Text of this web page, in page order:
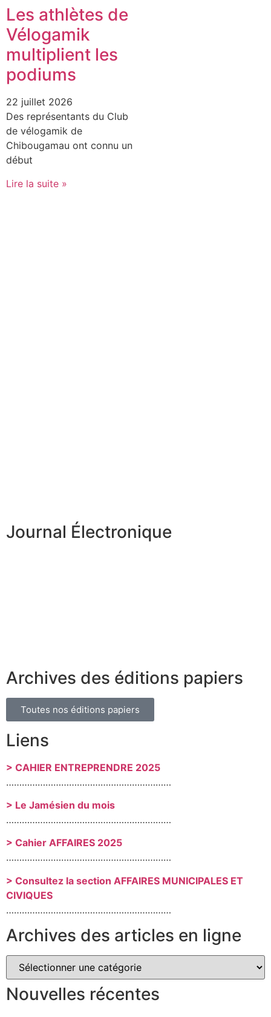
Les athlètes de
Vélogamik
multiplient les
podiums
22 juillet 2026
Des représentants du Club
de vélogamik de
Chibougamau ont connu un
début
Lire la suite »
Journal Électronique
Archives des éditions papiers
Toutes nos éditions papiers
Liens
> CAHIER ENTREPRENDRE 2025
………………………………………………………
> Le Jamésien du mois
………………………………………………………
> Cahier AFFAIRES 2025
………………………………………………………
> Consultez la section AFFAIRES MUNICIPALES ET
CIVIQUES
………………………………………………………
Archives des articles en ligne
Nouvelles récentes